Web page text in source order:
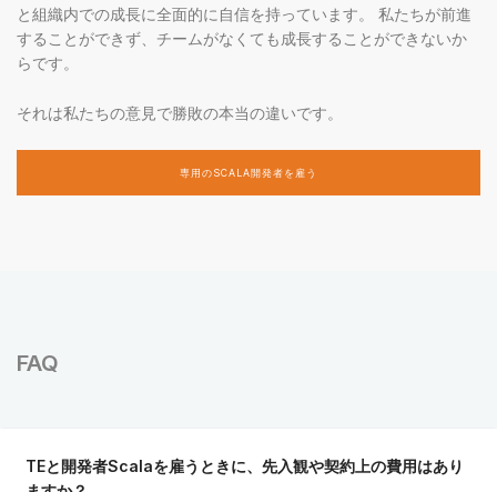
と組織内での成長に全面的に自信を持っています。 私たちが前進
することができず、チームがなくても成長することができないか
らです。
それは私たちの意見で勝敗の本当の違いです。
専用のSCALA開発者を雇う
FAQ
TEと開発者Scalaを雇うときに、先入観や契約上の費用はあり